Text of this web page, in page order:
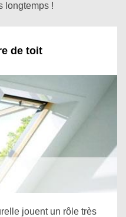
longtemps !
de toit
jouent un rôle très